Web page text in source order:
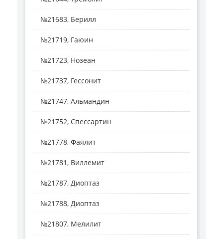
№21683, Берилл
№21719, Гаюин
№21723, Нозеан
№21737, Гессонит
№21747, Альмандин
№21752, Спессартин
№21778, Фаялит
№21781, Виллемит
№21787, Диоптаз
№21788, Диоптаз
№21807, Мелилит